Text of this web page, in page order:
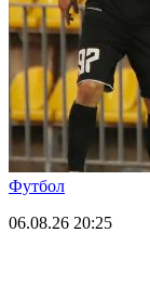
Футбол
06.08.26 20:25